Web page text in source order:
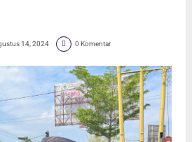
14, 2024 0 Komentar